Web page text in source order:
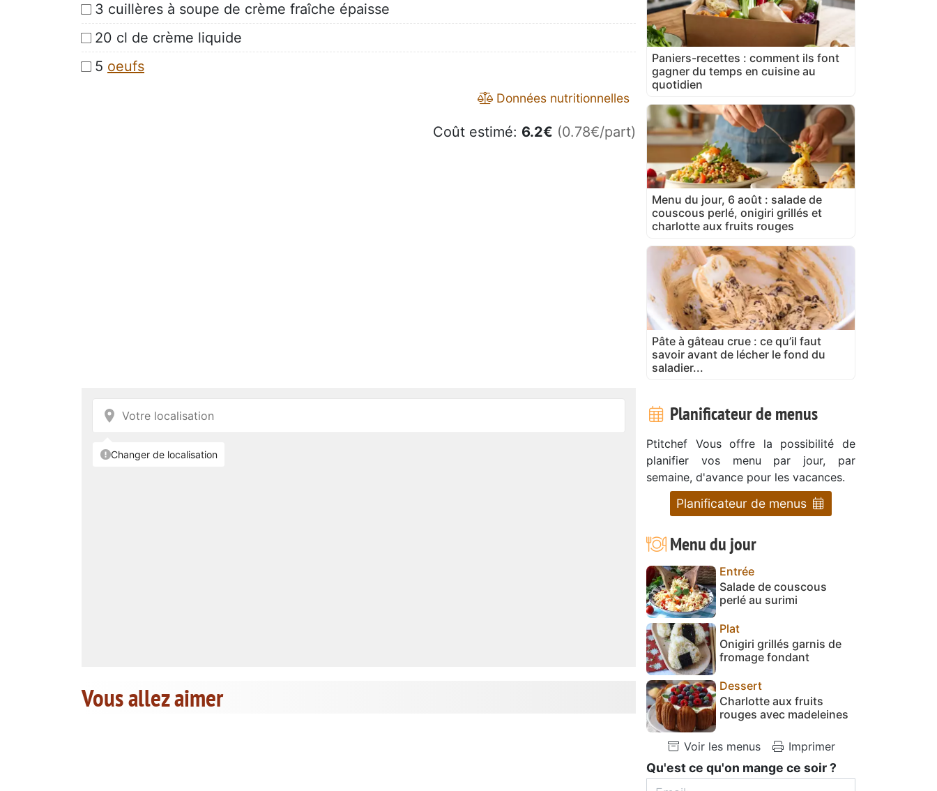
3 cuillères à soupe de crème fraîche épaisse
20 cl de crème liquide
5 oeufs
Données nutritionnelles
Coût estimé: 6.2€ (0.78€/part)
Vous allez aimer
Paniers-recettes : comment ils font
gagner du temps en cuisine au
quotidien
Menu du jour, 6 août : salade de
couscous perlé, onigiri grillés et
charlotte aux fruits rouges
Pâte à gâteau crue : ce qu’il faut
savoir avant de lécher le fond du
saladier...
Planificateur de menus
Ptitchef Vous offre la possibilité de
planifier vos menu par jour, par
semaine, d'avance pour les vacances.
Planificateur de menus
Menu du jour
Entrée
Salade de couscous
perlé au surimi
Plat
Onigiri grillés garnis de
fromage fondant
Dessert
Charlotte aux fruits
rouges avec madeleines
Voir les menus Imprimer
Qu'est ce qu'on mange ce soir ?